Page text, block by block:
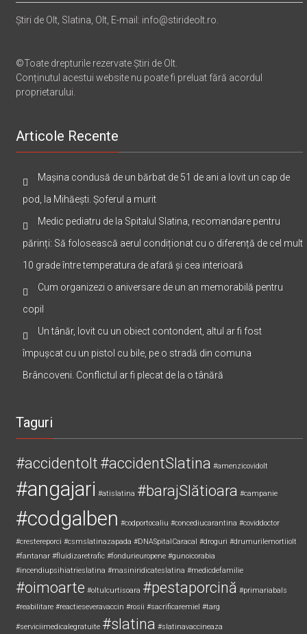
Știri de Olt, Slatina, Olt, E-mail: info@stirideolt.ro.
©Toate drepturile rezervate Știri de Olt.
Conținutul acestui website nu poate fi preluat fără acordul
proprietarului.
Articole Recente
Mașina condusă de un bărbat de 51 de ani a lovit un cap de
pod, la Mihăești. Șoferul a murit
Medic pediatru de la Spitalul Slatina, recomandare pentru
părinți: Să folosească aerul condiționat cu o diferență de cel mult
10 grade între temperatura de afară și cea interioară
Cum organizezi o aniversare de un an memorabilă pentru
copil
Un tânăr, lovit cu un obiect contondent, altul ar fi fost
împușcat cu un pistol cu bile, pe o stradă din comuna
Brâncoveni. Conflictul ar fi plecat de la o tânără
Taguri
#accidentolt #accidentSlatina #amenzicovidolt
#angajari #atislatina #barajSlătioara #campanie
#codgalben #codportocaliu #concediucarantina #coviddoctor
#crestereporci #csmslatinazapada #DNASpitalCaracal #droguri #drumurilemortiiolt
#fantanar #fluidizaretrafic #fondurieuropene #gunoicorabia
#incendiupsihiatrieslatina #masiniridicateslatina #medicdefamilie
#oimoarte #oltulcurtisoara #pestaporcină #primariabals
#reabilitare #reactieseveravaccin #rosii #sacrificaremiel #targ
#serviciimedicalegratuite #slatina #slatinavaccineaza